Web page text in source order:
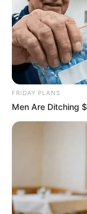
FRIDAY PLANS
Men Are Ditching